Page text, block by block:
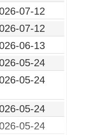
07-12
07-12
06-13
05-24
05-24
05-24
05-24